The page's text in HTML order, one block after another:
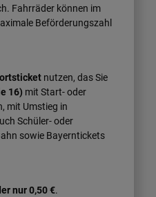
Fahrräder können im
Beförderungszahl
nutzen, das Sie
16) mit Start- oder
mit Umstieg in
Schüler- oder
sowie Bayerntickets
nur 0,50 €.